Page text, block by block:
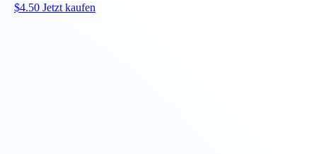
$4.50 Jetzt kaufen